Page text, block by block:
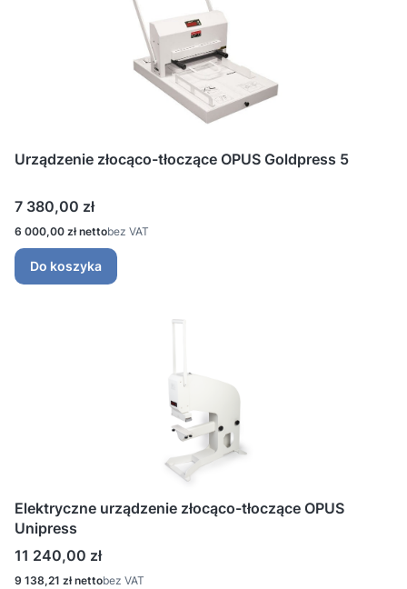
Urządzenie złocąco-tłoczące OPUS Goldpress 5
Cena
7 380,00 zł
Cena
6 000,00 zł bez VAT
Do koszyka
Elektryczne urządzenie złocąco-tłoczące OPUS
Unipress
Cena
11 240,00 zł
Cena
9 138,21 zł bez VAT